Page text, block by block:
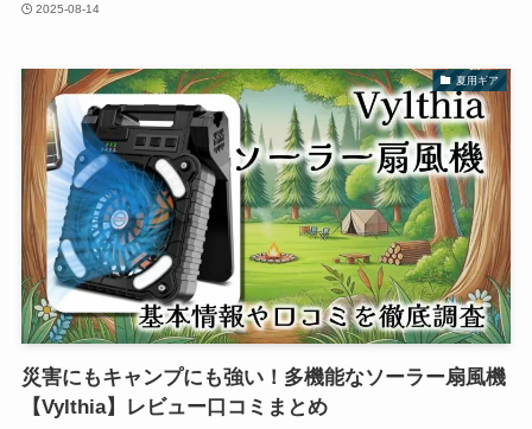
2025-08-14
夏用ギア
災害にもキャンプにも強い！多機能なソーラー扇風機
【Vylthia】レビュー口コミまとめ